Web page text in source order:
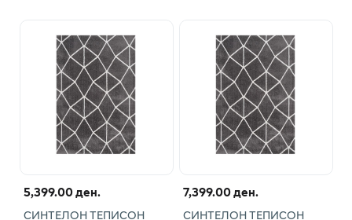
5,399.00 ден.
СИНТЕЛОН ТЕПИСОН
7,399.00 ден.
СИНТЕЛОН ТЕПИСОН